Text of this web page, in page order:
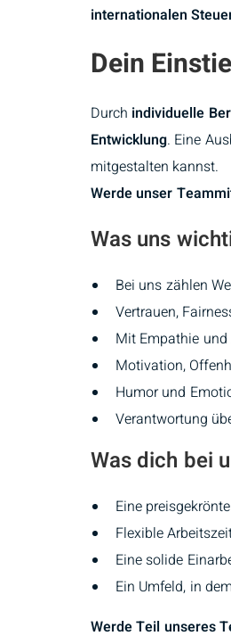
internationalen
Dein
Durch individuelle
Entwicklung. Eine
mitgestalten kannst.
Werde unser
Was uns
Bei uns zählen
Vertrauen,
Mit Empathie
Motivation,
Humor und
Verantwortung
Was dich bei
Eine
Flexible
Eine solide
Ein Umfeld, in
Werde Teil unseres